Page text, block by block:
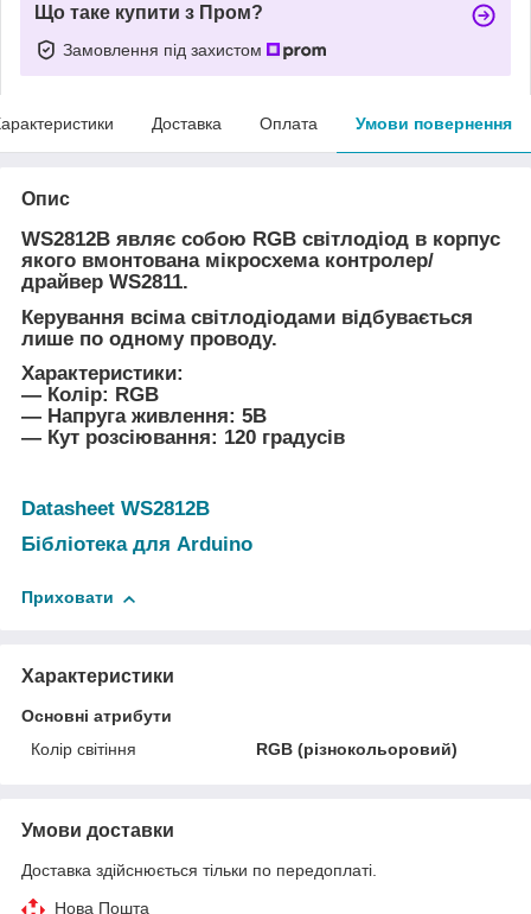
Що таке купити з Пром?
Замовлення під захистом
Доставка Оплата Умови повернення
Опис
WS2812B являє собою RGB світлодіод в корпус
якого вмонтована мікросхема контролер/
драйвер WS2811.
Керування всіма світлодіодами відбувається
лише по одному проводу.
Характеристики:
― Колір: RGB
― Напруга живлення: 5В
― Кут розсіювання: 120 градусів
Datasheet WS2812B
Бібліотека для Arduino
Приховати
Характеристики
Основні атрибути
Колір світіння
RGB (різнокольоровий)
Умови доставки
Доставка здійснюється тільки по передоплаті.
Нова Пошта